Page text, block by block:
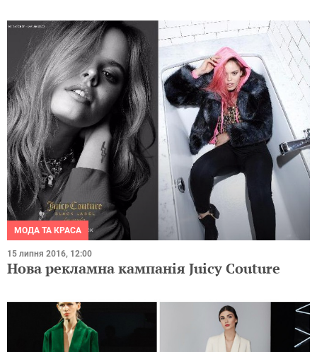
МОДА ТА КРАСА
15 липня 2016, 12:00
Нова рекламна кампанія Juicy Couture